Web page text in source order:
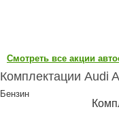
Смотреть все акции
Комплектации Audi
Бензин